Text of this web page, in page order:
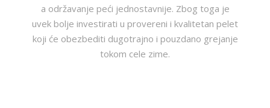
a održavanje peći jednostavnije. Zbog toga je
uvek bolje investirati u provereni i kvalitetan pelet
koji će obezbediti dugotrajno i pouzdano grejanje
tokom cele zime.